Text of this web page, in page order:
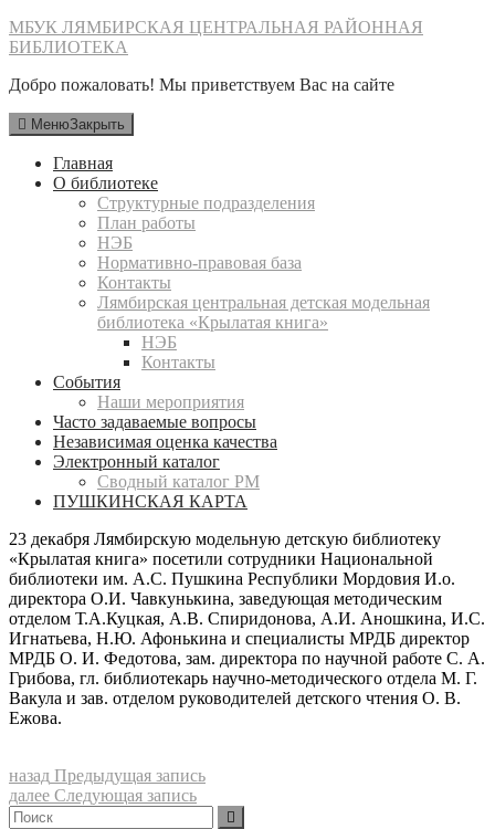
Перейти
к
МБУК ЛЯМБИРСКАЯ ЦЕНТРАЛЬНАЯ РАЙОННАЯ
БИБЛИОТЕКА
Добро пожаловать! Мы приветствуем Вас на сайте
МенюЗакрыть
Главная
О библиотеке
Структурные подразделения
План работы
НЭБ
Нормативно-правовая база
Контакты
Лямбирская центральная детская модельная
библиотека «Крылатая книга»
НЭБ
Контакты
События
Наши мероприятия
Часто задаваемые вопросы
Независимая оценка качества
Электронный каталог
Сводный каталог РМ
ПУШКИНСКАЯ КАРТА
23 декабря Лямбирскую модельную детскую библиотеку
«Крылатая книга» посетили сотрудники Национальной
библиотеки им. А.С. Пушкина Республики Мордовия И.о.
директора О.И. Чавкунькина, заведующая методическим
отделом Т.А.Куцкая, А.В. Спиридонова, А.И. Аношкина, И.С.
Игнатьева, Н.Ю. Афонькина и специалисты МРДБ директор
МРДБ О. И. Федотова, зам. директора по научной работе С. А.
Грибова, гл. библиотекарь научно-методического отдела М. Г.
Вакула и зав. отделом руководителей детского чтения О. В.
Ежова.
Навигация
по
назад Предыдущая
запись:
Предыдущая запись
далее Следующая
Следующая запись
Найти: